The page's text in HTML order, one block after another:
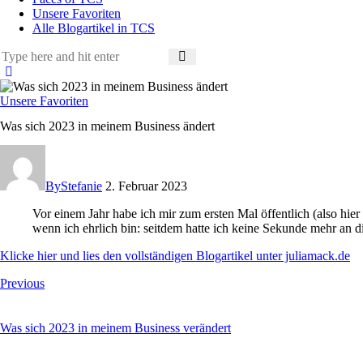
Unsere Favoriten
Alle Blogartikel in TCS
Unsere Favoriten
Was sich 2023 in meinem Business ändert
ByStefanie 2. Februar 2023
Vor einem Jahr habe ich mir zum ersten Mal öffentlich (also
wenn ich ehrlich bin: seitdem hatte ich keine Sekunde mehr an
Klicke hier und lies den vollständigen Blogartikel unter juliamack.de
Beitragsnavigation
Previous
Was sich 2023 in meinem Business verändert